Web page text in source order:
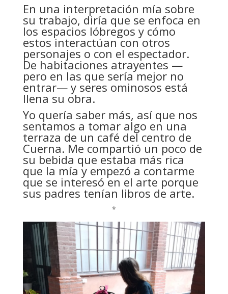
En una interpretación mía sobre
su trabajo, diría que se enfoca en
los espacios lóbregos y cómo
estos interactúan con otros
personajes o con el espectador.
De habitaciones atrayentes —
pero en las que sería mejor no
entrar— y seres ominosos está
llena su obra.
Yo quería saber más, así que nos
sentamos a tomar algo en una
terraza de un café del centro de
Cuerna. Me compartió un poco de
su bebida que estaba más rica
que la mía y empezó a contarme
que se interesó en el arte porque
sus padres tenían libros de arte.
*